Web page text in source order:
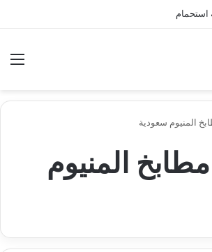
استحمام
المنيوم سعودية
المنيوم